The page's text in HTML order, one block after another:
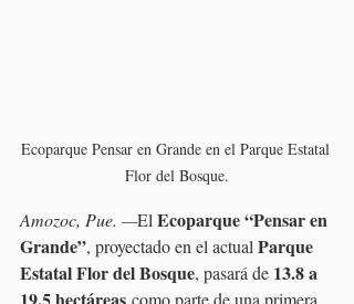
Ecoparque Pensar en Grande en el Parque Estatal
Flor del Bosque.
Amozoc, Pue. —El Ecoparque “Pensar en
Grande”, proyectado en el actual Parque
Estatal Flor del Bosque, pasará de 13.8 a